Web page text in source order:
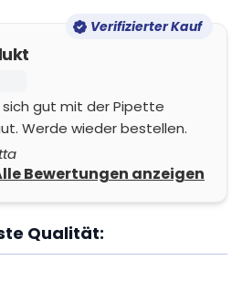
Verifizierter Kauf
sich gut mit der Pipette
Werde wieder bestellen.
Bewertungen anzeigen
Qualität: